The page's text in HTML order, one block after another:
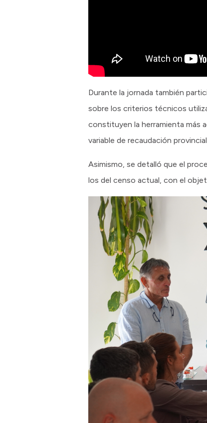
Durante la jornada también
sobre los criterios técnicos
constituyen la herramienta más
variable de recaudación
Asimismo, se detalló que el
los del censo actual, con el